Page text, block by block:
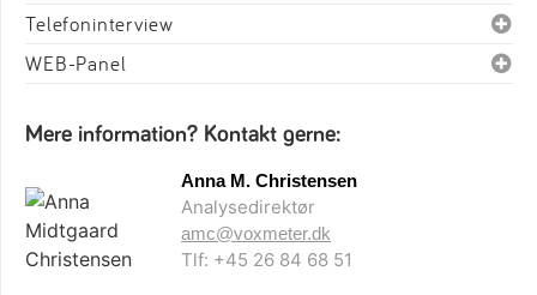
Telefoninterview
WEB-Panel
Mere information? Kontakt gerne:
Anna M. Christensen
Analysedirektør
amc@voxmeter.dk
Tlf: +45 26 84 68 51